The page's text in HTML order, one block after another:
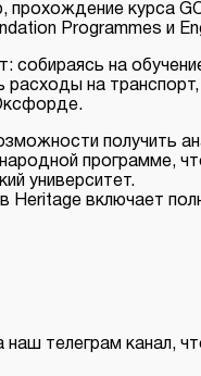
прохождение курса
Programmes и
собираясь на
на
получить
программе,
университет.
Heritage включает
наш телеграм канал,